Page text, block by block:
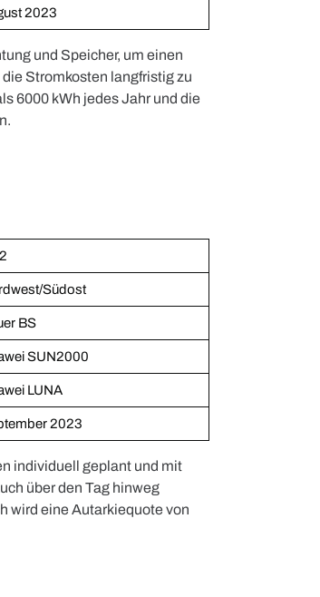
2023
und Speicher, um einen
Stromkosten langfristig zu
6000 kWh jedes Jahr und die
Südost
BS
SUN2000
LUNA
2023
individuell geplant und mit
über den Tag hinweg
wird eine Autarkiequote von